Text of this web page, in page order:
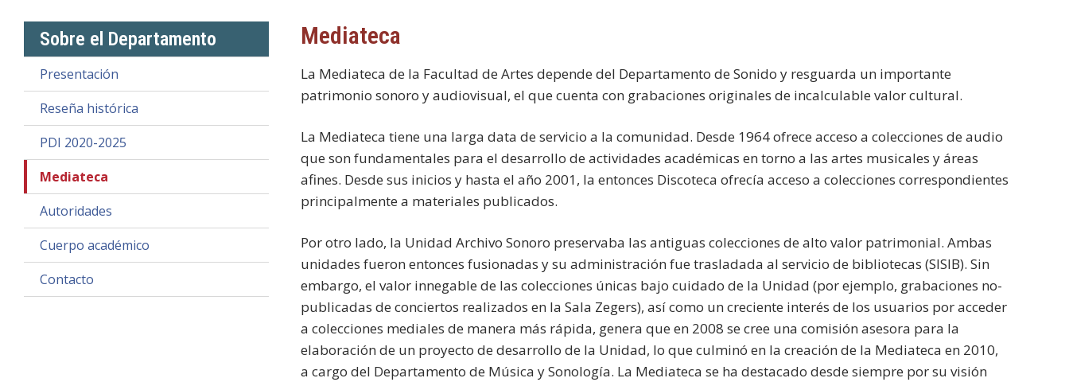
Sobre el Departamento
Presentación
Reseña histórica
PDI 2020-2025
Mediateca
Autoridades
Cuerpo académico
Contacto
Mediateca
La Mediateca de la Facultad de Artes depende del Departamento de Sonido y resguarda un importante
patrimonio sonoro y audiovisual, el que cuenta con grabaciones originales de incalculable valor cultural.
La Mediateca tiene una larga data de servicio a la comunidad. Desde 1964 ofrece acceso a colecciones de audio
que son fundamentales para el desarrollo de actividades académicas en torno a las artes musicales y áreas
afines. Desde sus inicios y hasta el año 2001, la entonces Discoteca ofrecía acceso a colecciones correspondientes
principalmente a materiales publicados.
Por otro lado, la Unidad Archivo Sonoro preservaba las antiguas colecciones de alto valor patrimonial. Ambas
unidades fueron entonces fusionadas y su administración fue trasladada al servicio de bibliotecas (SISIB). Sin
embargo, el valor innegable de las colecciones únicas bajo cuidado de la Unidad (por ejemplo, grabaciones no-
publicadas de conciertos realizados en la Sala Zegers), así como un creciente interés de los usuarios por acceder
a colecciones mediales de manera más rápida, genera que en 2008 se cree una comisión asesora para la
elaboración de un proyecto de desarrollo de la Unidad, lo que culminó en la creación de la Mediateca en 2010,
a cargo del Departamento de Música y Sonología. La Mediateca se ha destacado desde siempre por su visión